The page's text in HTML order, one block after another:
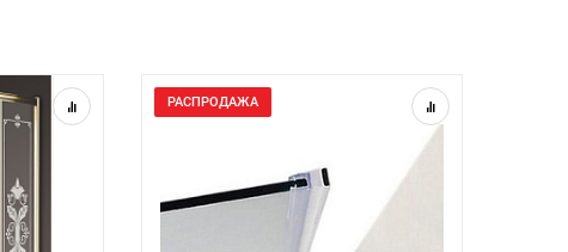
РАСПРОДАЖА